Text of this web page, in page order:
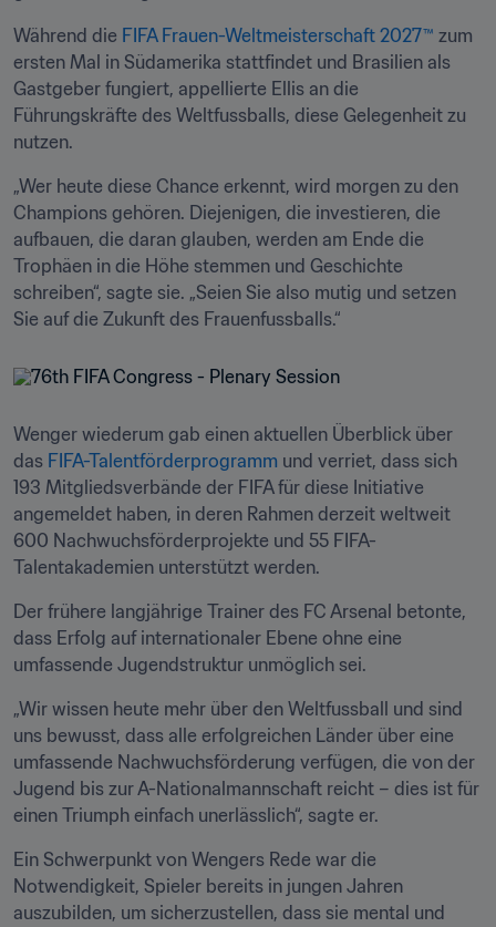
Während die FIFA Frauen-Weltmeisterschaft 2027™ zum
ersten Mal in Südamerika stattfindet und Brasilien als
Gastgeber fungiert, appellierte Ellis an die
Führungskräfte des Weltfussballs, diese Gelegenheit zu
nutzen.
„Wer heute diese Chance erkennt, wird morgen zu den
Champions gehören. Diejenigen, die investieren, die
aufbauen, die daran glauben, werden am Ende die
Trophäen in die Höhe stemmen und Geschichte
schreiben“, sagte sie. „Seien Sie also mutig und setzen
Sie auf die Zukunft des Frauenfussballs.“
Wenger wiederum gab einen aktuellen Überblick über
das FIFA-Talentförderprogramm und verriet, dass sich
193 Mitgliedsverbände der FIFA für diese Initiative
angemeldet haben, in deren Rahmen derzeit weltweit
600 Nachwuchsförderprojekte und 55 FIFA-
Talentakademien unterstützt werden.
Der frühere langjährige Trainer des FC Arsenal betonte,
dass Erfolg auf internationaler Ebene ohne eine
umfassende Jugendstruktur unmöglich sei.
„Wir wissen heute mehr über den Weltfussball und sind
uns bewusst, dass alle erfolgreichen Länder über eine
umfassende Nachwuchsförderung verfügen, die von der
Jugend bis zur A-Nationalmannschaft reicht – dies ist für
einen Triumph einfach unerlässlich“, sagte er.
Ein Schwerpunkt von Wengers Rede war die
Notwendigkeit, Spieler bereits in jungen Jahren
auszubilden, um sicherzustellen, dass sie mental und